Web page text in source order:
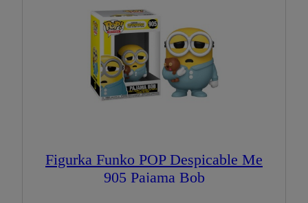
Figurka Funko POP Despicable Me
905 Pajama Bob